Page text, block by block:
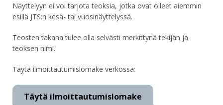
Näyttelyyn ei voi tarjota teoksia, jotka ovat olleet aiemmin
esillä JTS:n kesä- tai vuosinäyttelyssä.
Teosten takana tulee olla selvästi merkittynä tekijän ja
teoksen nimi.
Täytä ilmoittautumislomake verkossa:
Täytä ilmoittautumislomake